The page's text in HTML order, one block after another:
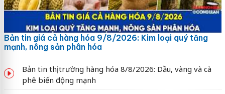
Bản tin giá cả hàng hóa 9/8/2026: Kim loại quý tăng
mạnh, nông sản phân hóa
Bản tin thị trường hàng hóa 8/8/2026: Dầu, vàng và cà
phê biến động mạnh